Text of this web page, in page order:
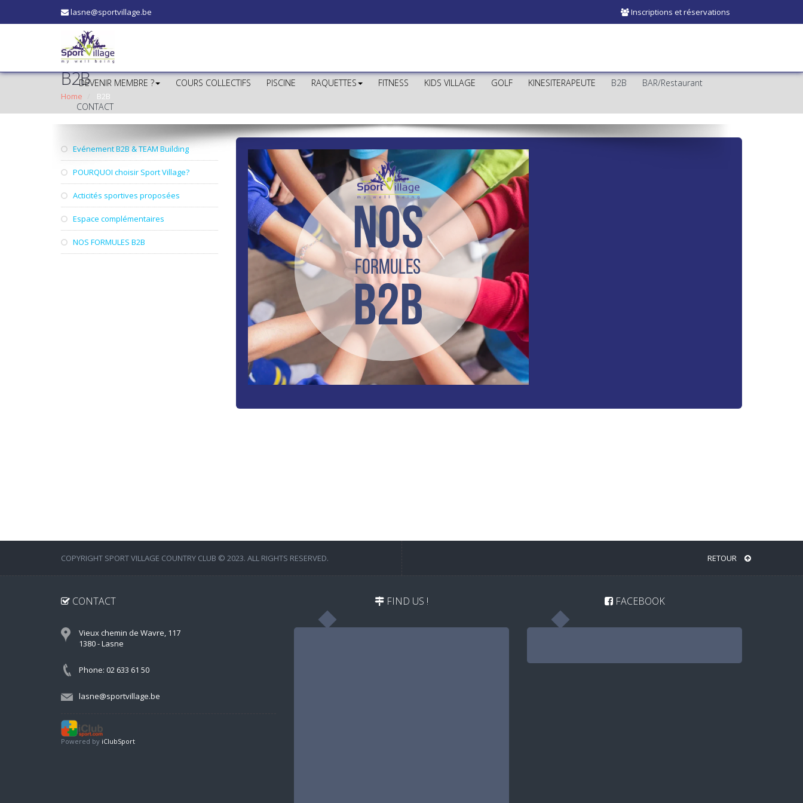
lasne@sportvillage.be Inscriptions et réservations
DEVENIR MEMBRE ? COURS COLLECTIFS PISCINE RAQUETTES FITNESS KIDS VILLAGE GOLF KINESITERAPEUTE B2B BAR/Restaurant
CONTACT
B2B
Home B2B
Evénement B2B & TEAM Building
POURQUOI choisir Sport Village?
Acticités sportives proposées
Espace complémentaires
NOS FORMULES B2B
COPYRIGHT SPORT VILLAGE COUNTRY CLUB © 2023. ALL RIGHTS RESERVED. RETOUR
CONTACT
Vieux chemin de Wavre, 117
1380 - Lasne
Phone: 02 633 61 50
lasne@sportvillage.be
Powered by iClubSport
FIND US ! FACEBOOK